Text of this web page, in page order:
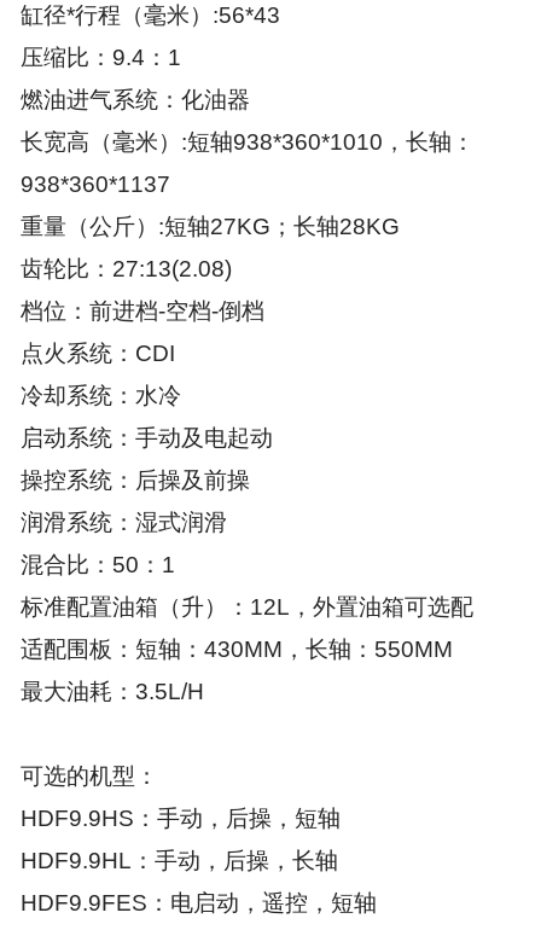
缸径*行程（毫米）:56*43
压缩比：9.4：1
燃油进气系统：化油器
长宽高（毫米）:短轴938*360*1010，长轴：
938*360*1137
重量（公斤）:短轴27KG；长轴28KG
齿轮比：27:13(2.08)
档位：前进档-空档-倒档
点火系统：CDI
冷却系统：水冷
启动系统：手动及电起动
操控系统：后操及前操
润滑系统：湿式润滑
混合比：50：1
标准配置油箱（升）：12L，外置油箱可选配
适配围板：短轴：430MM，长轴：550MM
最大油耗：3.5L/H
可选的机型：
HDF9.9HS：手动，后操，短轴
HDF9.9HL：手动，后操，长轴
HDF9.9FES：电启动，遥控，短轴